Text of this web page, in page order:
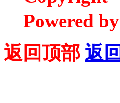
Powered
返回顶部 返